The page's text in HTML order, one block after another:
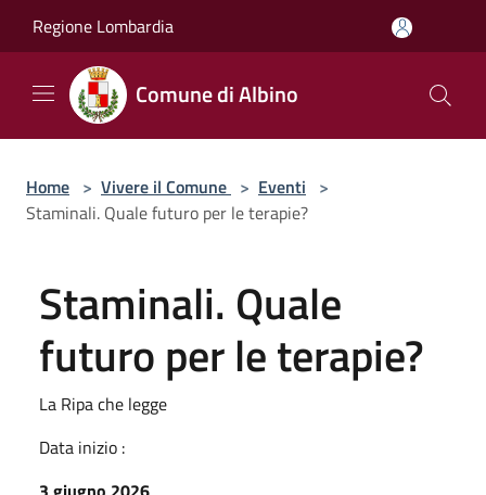
Regione Lombardia
Comune di Albino
Home > Vivere il Comune > Eventi >
Staminali. Quale futuro per le terapie?
Staminali. Quale
futuro per le terapie?
La Ripa che legge
Data inizio :